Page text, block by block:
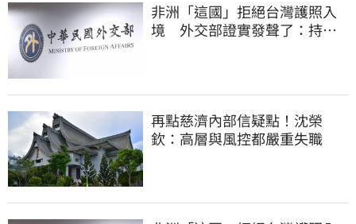
非洲「這國」拒絕台灣護照入
境 外交部證實發聲了：持續
再點慈濟內部信疑點！沈榮
欽：高層與風控都嚴重失職